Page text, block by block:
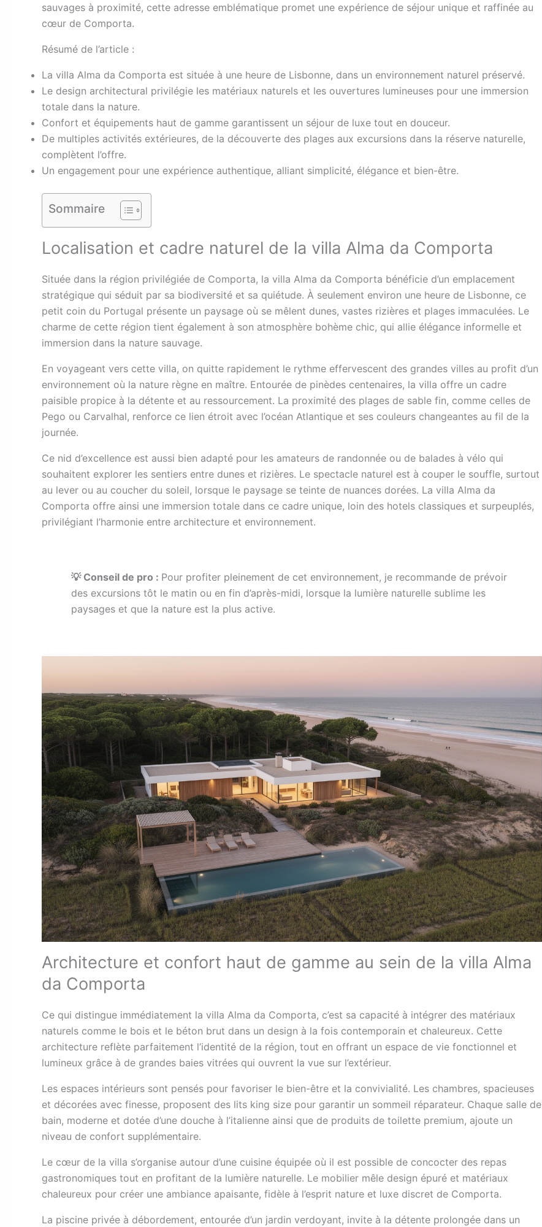
sauvages à proximité, cette adresse emblématique promet une expérience de séjour unique et raffinée au
cœur de Comporta.
Résumé de l’article :
La villa Alma da Comporta est située à une heure de Lisbonne, dans un environnement naturel préservé.
Le design architectural privilégie les matériaux naturels et les ouvertures lumineuses pour une immersion
totale dans la nature.
Confort et équipements haut de gamme garantissent un séjour de luxe tout en douceur.
De multiples activités extérieures, de la découverte des plages aux excursions dans la réserve naturelle,
complètent l’offre.
Un engagement pour une expérience authentique, alliant simplicité, élégance et bien-être.
Sommaire
Localisation et cadre naturel de la villa Alma da Comporta
Située dans la région privilégiée de Comporta, la villa Alma da Comporta bénéficie d’un emplacement
stratégique qui séduit par sa biodiversité et sa quiétude. À seulement environ une heure de Lisbonne, ce
petit coin du Portugal présente un paysage où se mêlent dunes, vastes rizières et plages immaculées. Le
charme de cette région tient également à son atmosphère bohème chic, qui allie élégance informelle et
immersion dans la nature sauvage.
En voyageant vers cette villa, on quitte rapidement le rythme effervescent des grandes villes au profit d’un
environnement où la nature règne en maître. Entourée de pinèdes centenaires, la villa offre un cadre
paisible propice à la détente et au ressourcement. La proximité des plages de sable fin, comme celles de
Pego ou Carvalhal, renforce ce lien étroit avec l’océan Atlantique et ses couleurs changeantes au fil de la
journée.
Ce nid d’excellence est aussi bien adapté pour les amateurs de randonnée ou de balades à vélo qui
souhaitent explorer les sentiers entre dunes et rizières. Le spectacle naturel est à couper le souffle, surtout
au lever ou au coucher du soleil, lorsque le paysage se teinte de nuances dorées. La villa Alma da
Comporta offre ainsi une immersion totale dans ce cadre unique, loin des hotels classiques et surpeuplés,
privilégiant l’harmonie entre architecture et environnement.
💡 Conseil de pro : Pour profiter pleinement de cet environnement, je recommande de prévoir
des excursions tôt le matin ou en fin d’après-midi, lorsque la lumière naturelle sublime les
paysages et que la nature est la plus active.
Architecture et confort haut de gamme au sein de la villa Alma
da Comporta
Ce qui distingue immédiatement la villa Alma da Comporta, c’est sa capacité à intégrer des matériaux
naturels comme le bois et le béton brut dans un design à la fois contemporain et chaleureux. Cette
architecture reflète parfaitement l’identité de la région, tout en offrant un espace de vie fonctionnel et
lumineux grâce à de grandes baies vitrées qui ouvrent la vue sur l’extérieur.
Les espaces intérieurs sont pensés pour favoriser le bien-être et la convivialité. Les chambres, spacieuses
et décorées avec finesse, proposent des lits king size pour garantir un sommeil réparateur. Chaque salle de
bain, moderne et dotée d’une douche à l’italienne ainsi que de produits de toilette premium, ajoute un
niveau de confort supplémentaire.
Le cœur de la villa s’organise autour d’une cuisine équipée où il est possible de concocter des repas
gastronomiques tout en profitant de la lumière naturelle. Le mobilier mêle design épuré et matériaux
chaleureux pour créer une ambiance apaisante, fidèle à l’esprit nature et luxe discret de Comporta.
La piscine privée à débordement, entourée d’un jardin verdoyant, invite à la détente prolongée dans un